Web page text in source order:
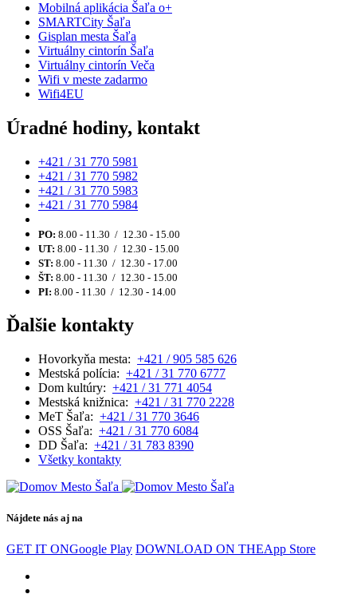
Mobilná aplikácia Šaľa o+
SMARTCity Šaľa
Gisplan mesta Šaľa
Virtuálny cintorín Šaľa
Virtuálny cintorín Veča
Wifi v meste zadarmo
Wifi4EU
Úradné hodiny, kontakt
+421 / 31 770 5981
+421 / 31 770 5982
+421 / 31 770 5983
+421 / 31 770 5984
PO: 8.00 - 11.30 / 12.30 - 15.00
UT: 8.00 - 11.30 / 12.30 - 15.00
ST: 8.00 - 11.30 / 12.30 - 17.00
ŠT: 8.00 - 11.30 / 12.30 - 15.00
PI: 8.00 - 11.30 / 12.30 - 14.00
Ďalšie kontakty
Hovorkyňa mesta: +421 / 905 585 626
Mestská polícia: +421 / 31 770 6777
Dom kultúry: +421 / 31 771 4054
Mestská knižnica: +421 / 31 770 2228
MeT Šaľa: +421 / 31 770 3646
OSS Šaľa: +421 / 31 770 6084
DD Šaľa: +421 / 31 783 8390
Všetky kontakty
Nájdete nás aj na
GET IT ONGoogle Play DOWNLOAD ON THEApp Store